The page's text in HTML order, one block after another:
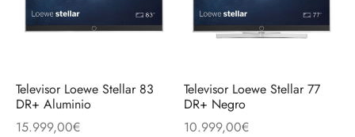
Televisor Loewe Stellar 83
DR+ Aluminio
15.999,00€
Televisor Loewe Stellar 77
DR+ Negro
10.999,00€